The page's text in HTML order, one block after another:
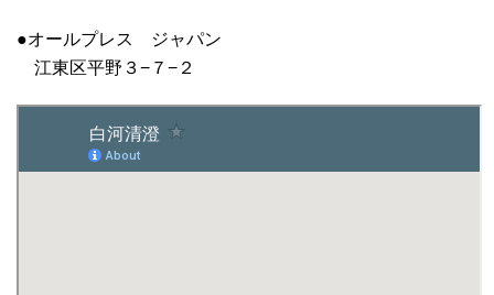
●オールプレス ジャパン
江東区平野３−７−２